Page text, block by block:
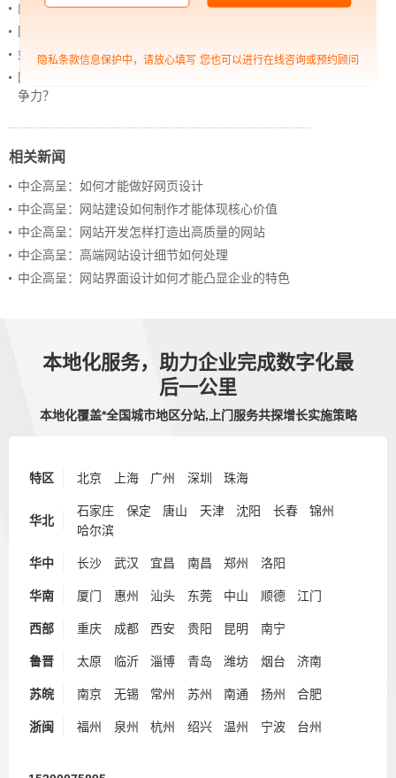
内容管理：媒体资讯网站搭建的隐藏大BOSS
网站进化的终极形态，你了解吗？
如何借助设计服务打造超级品牌？
网站上线后，如何做好运营工作，让网站持续具备竞
争力？
相关新闻
中企高呈：如何才能做好网页设计
中企高呈：网站建设如何制作才能体现核心价值
中企高呈：网站开发怎样打造出高质量的网站
中企高呈：高端网站设计细节如何处理
中企高呈：网站界面设计如何才能凸显企业的特色
本地化服务，助力企业完成数字化最
后一公里
本地化覆盖*全国城市地区分站,上门服务共探增长实施策略
特区 北京 上海 广州 深圳 珠海
华北
石家庄 保定 唐山 天津 沈阳 长春
锦州
哈尔滨
华中 长沙 武汉 宜昌 南昌 郑州 洛阳
华南 厦门 惠州 汕头 东莞 中山 顺德 江门
西部 重庆 成都 西安 贵阳 昆明 南宁
鲁晋 太原 临沂 淄博 青岛 潍坊 烟台 济南
苏皖 南京 无锡 常州 苏州 南通 扬州 合肥
浙闽 福州 泉州 杭州 绍兴 温州 宁波 台州
隐私条款信息保护中，请放心填写 您也可以进行在线咨询或预约顾问